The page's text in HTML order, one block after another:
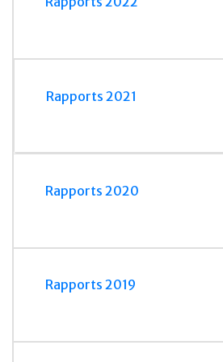
Rapports 2021
Rapports 2020
Rapports 2019